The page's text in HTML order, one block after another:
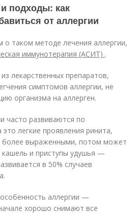
подходы: как
от аллергии
о таком методе лечения аллергии,
иммунотерапия (АСИТ) .
лекарственных препаратов,
симптомов аллергии, не
организма на аллерген.
часто развиваются по
легкие проявления ринита,
более выраженными, потом может
кашель и приступы удушья —
в 50% случаев
аллергии —
хорошо снимают все